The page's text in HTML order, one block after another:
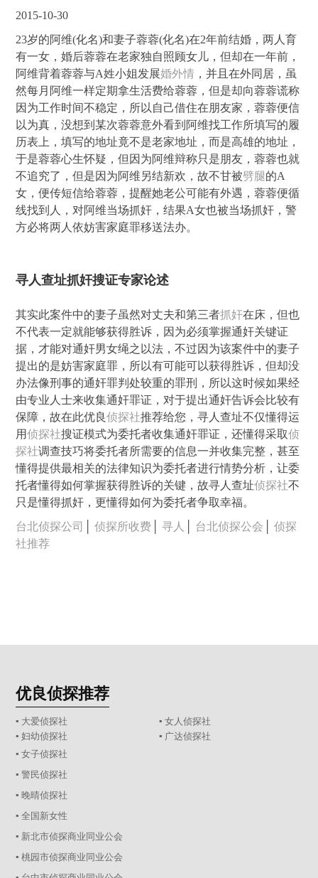
2015-10-30
23岁的阿维(化名)和妻子蓉蓉(化名)在2年前结婚，两人育
有一女，婚后蓉蓉在老家独自照顾女儿，但却在一年前，
阿维背着蓉蓉与A姓小姐发展婚外情 ，并且在外同居，虽
然每月阿维一样定期拿生活费给蓉蓉，但是却向蓉蓉谎称
因为工作时间不稳定，所以自己借住在朋友家，蓉蓉便信
以为真，没想到某次蓉蓉意外看到阿维找工作所填写的履
历表上，填写的地址竟不是老家地址，而是高雄的地址，
于是蓉蓉心生怀疑，但因为阿维辩称只是朋友，蓉蓉也就
不追究了，但是因为阿维另结新欢，故不甘被劈腿的A
女，便传短信给蓉蓉，提醒她老公可能有外遇，蓉蓉便循
线找到人，对阿维当场抓奸，结果A女也被当场抓奸，警
方必将两人依妨害家庭罪移送法办。
寻人查址抓奸搜证专家论述
其实此案件中的妻子虽然对丈夫和第三者抓奸在床，但也
不代表一定就能够获得胜诉，因为必须掌握通奸关键证
据，才能对通奸男女绳之以法，不过因为该案件中的妻子
提出的是妨害家庭罪，所以有可能可以获得胜诉，但却没
办法像刑事的通奸罪判处较重的罪刑，所以这时候如果经
由专业人士来收集通奸罪证，对于提出通奸告诉会比较有
保障，故在此优良侦探社推荐给您，寻人查址不仅懂得运
用侦探社搜证模式为委托者收集通奸罪证，还懂得采取侦
探社调查技巧将委托者所需要的信息一并收集完整，甚至
懂得提供最相关的法律知识为委托者进行情势分析，让委
托者懂得如何掌握获得胜诉的关键，故寻人查址侦探社不
只是懂得抓奸，更懂得如何为委托者争取幸福。
台北侦探公司
│侦探所收费 │寻人 台北侦探公会 │侦探
社推荐
优良侦探推荐
▪ 大爱侦探社
▪ 女人侦探社
▪ 妇幼侦探社
▪ 广达侦探社
▪ 女子侦探社
▪ 警民侦探社
▪ 晚晴侦探社
▪ 全国新女性
▪ 新北市侦探商业同业公会
▪ 桃园市侦探商业同业公会